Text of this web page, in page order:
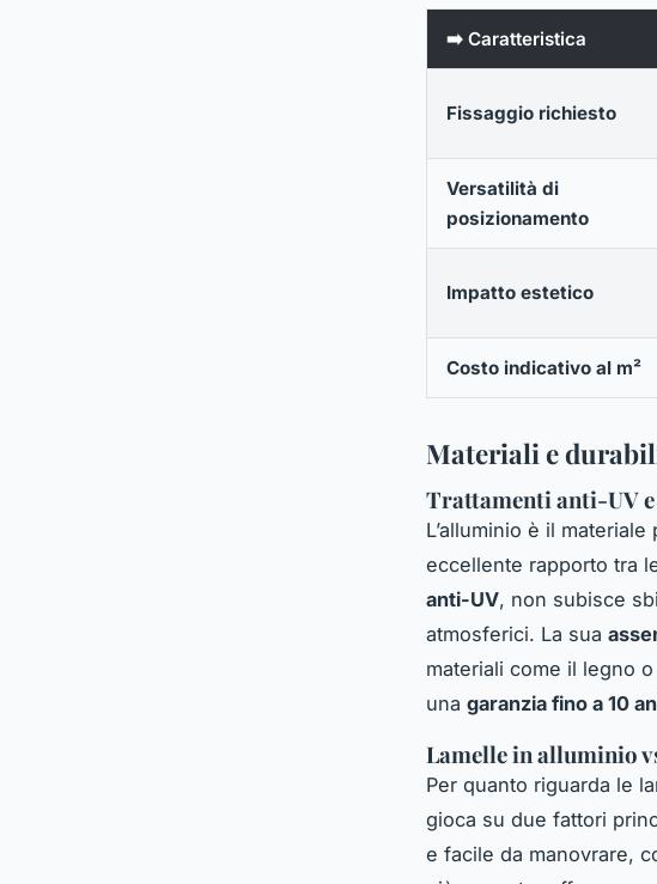
➡️ Caratteristica
Fissaggio richiesto
Versatilità di
posizionamento
Impatto estetico
Costo indicativo al m²
Materiali e
Trattamenti anti-UV
L’alluminio è il
eccellente rapporto tra
anti-UV, non subisce
atmosferici. La sua
materiali come il legno
una garanzia fino a 10
Lamelle in alluminio
Per quanto riguarda le
gioca su due fattori
e facile da manovrare,